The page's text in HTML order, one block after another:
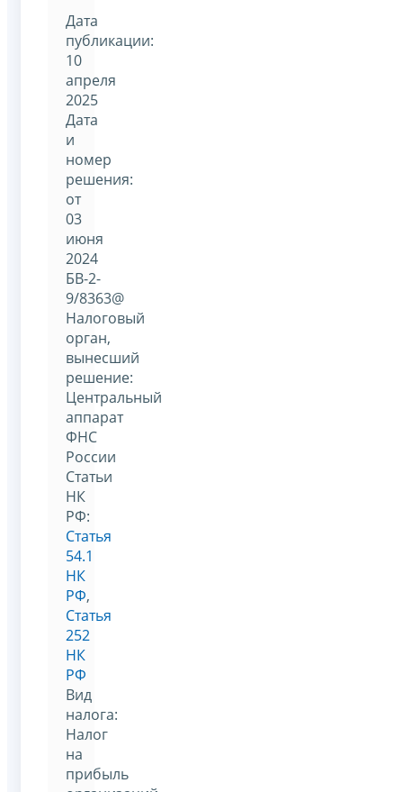
Дата
публикации:
10
апреля
2025
Дата
и
номер
решения:
от
03
июня
2024
БВ-2-
9/8363@
Налоговый
орган,
вынесший
решение:
Центральный
аппарат
ФНС
России
Статьи
НК
РФ:
Статья
54.1
НК
РФ,
Статья
252
НК
РФ
Вид
налога:
Налог
на
прибыль